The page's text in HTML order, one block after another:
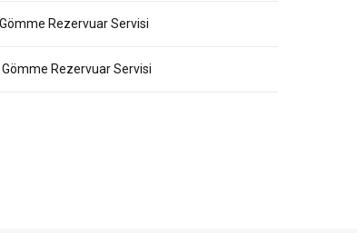
Rezervuar Servisi
Gömme Rezervuar Servisi